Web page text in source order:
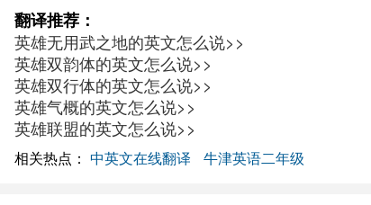
翻译推荐：
英雄无用武之地的英文怎么说>>
英雄双韵体的英文怎么说>>
英雄双行体的英文怎么说>>
英雄气概的英文怎么说>>
英雄联盟的英文怎么说>>
相关热点： 中英文在线翻译 牛津英语二年级